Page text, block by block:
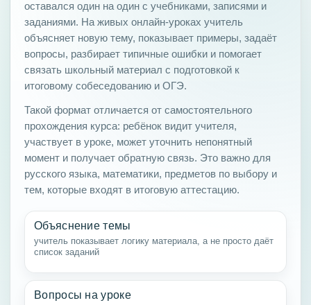
оставался один на один с учебниками, записями и
заданиями. На живых онлайн-уроках учитель
объясняет новую тему, показывает примеры, задаёт
вопросы, разбирает типичные ошибки и помогает
связать школьный материал с подготовкой к
итоговому собеседованию и ОГЭ.
Такой формат отличается от самостоятельного
прохождения курса: ребёнок видит учителя,
участвует в уроке, может уточнить непонятный
момент и получает обратную связь. Это важно для
русского языка, математики, предметов по выбору и
тем, которые входят в итоговую аттестацию.
Объяснение темы
учитель показывает логику материала, а не просто даёт
список заданий
Вопросы на уроке